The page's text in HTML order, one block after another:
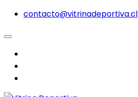
contacto@vitrinadeportiva.cl